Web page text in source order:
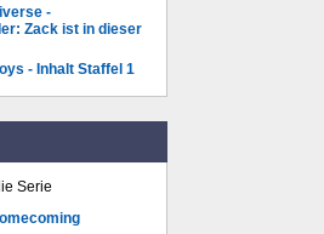
-
Zack ist in dieser
- Inhalt Staffel 1
Serie